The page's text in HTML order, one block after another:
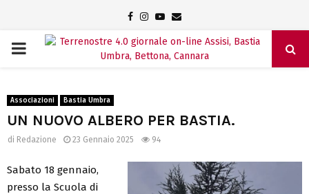
Facebook
Instagram
Youtube
Email
PRIMARY
Associazioni Bastia Umbra
UN NUOVO ALBERO PER BASTIA.
di Redazione 23 Gennaio 2025 94
Sabato 18 gennaio,
presso la Scuola di